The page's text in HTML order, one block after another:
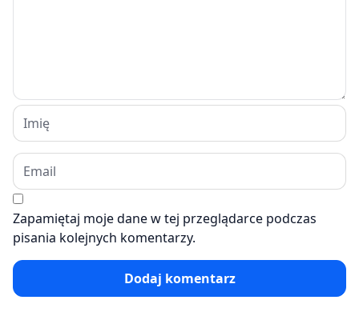
Zapamiętaj moje dane w tej przeglądarce podczas
pisania kolejnych komentarzy.
Dodaj komentarz